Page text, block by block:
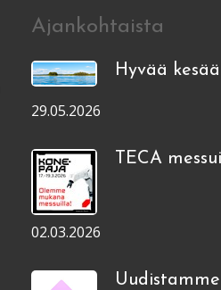
Ajankohtaista
Hyvää
29.05.2026
TECA
02.03.2026